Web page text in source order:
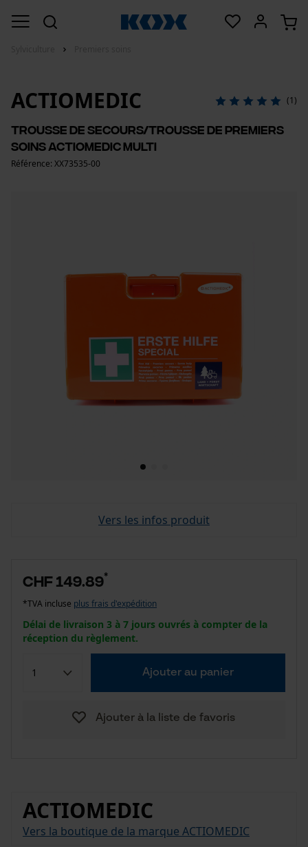
ACTIOMEDIC (1)
Trousse de secours/trousse de premiers
soins ACTIOMEDIC Multi
Référence: XX73535-00
Vers les infos produit
CHF 149.89*
*TVA incluse plus frais d'expédition
Délai de livraison 3 à 7 jours ouvrés à compter de la
réception du règlement.
Ajouter au panier
Ajouter à la liste de favoris
ACTIOMEDIC
Vers la boutique de la marque ACTIOMEDIC